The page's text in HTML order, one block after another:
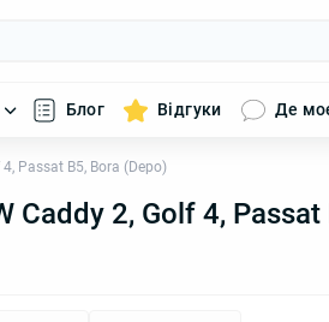
Блог Відгуки Де
Passat B5, Bora (Depo)
Caddy 2, Golf 4, Passat